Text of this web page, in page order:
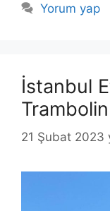
Yorum yap
İstanbul
Trambolin
21 Şubat 2023